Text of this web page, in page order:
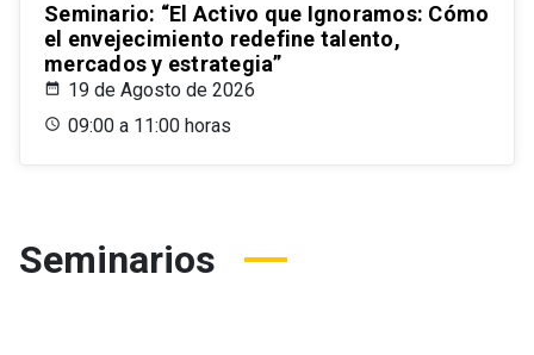
Seminario: “El Activo que Ignoramos: Cómo
el envejecimiento redefine talento,
mercados y estrategia”
19 de Agosto de 2026
09:00 a 11:00 horas
Seminarios